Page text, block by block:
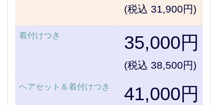
(税込 31,900円)
着付けつき 35,000円
(税込 38,500円)
ヘアセット＆着付けつき 41,000円